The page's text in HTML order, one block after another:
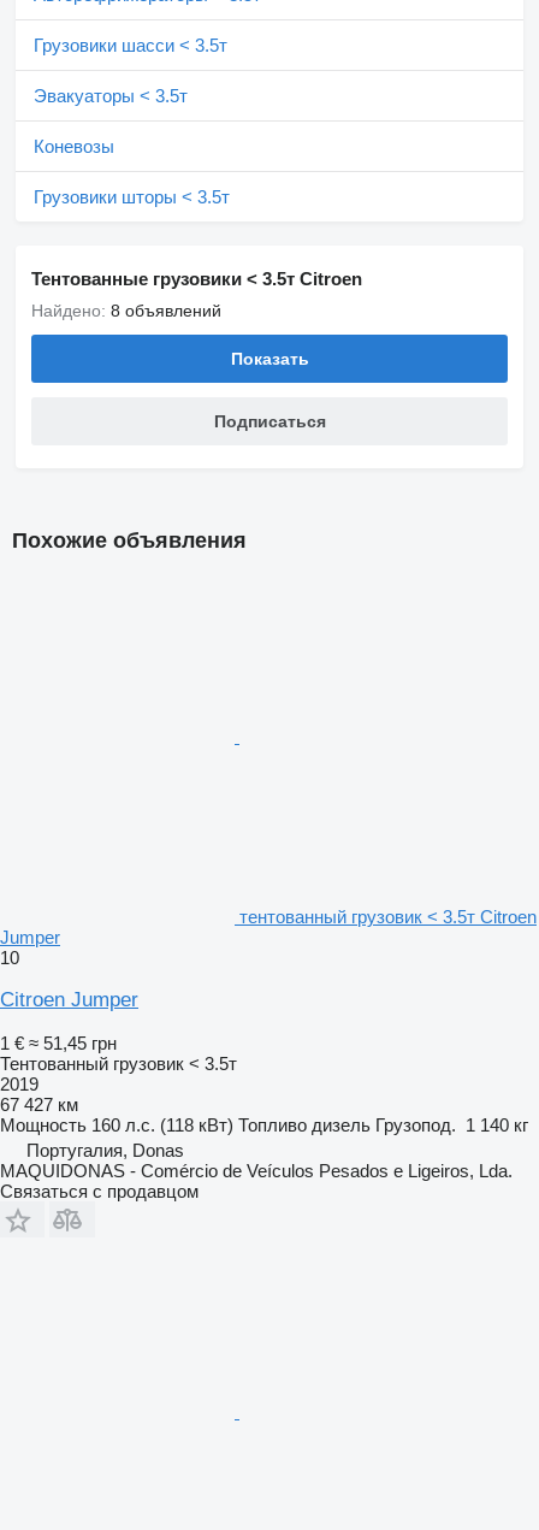
Грузовики шасси < 3.5т
Эвакуаторы < 3.5т
Коневозы
Грузовики шторы < 3.5т
Тентованные грузовики < 3.5т Citroen
Найдено: 8 объявлений
Показать
Подписаться
Похожие объявления
тентованный грузовик < 3.5т Citroen
Jumper
10
Citroen Jumper
1 € ≈ 51,45 грн
Тентованный грузовик < 3.5т
2019
67 427 км
Мощность 160 л.с. (118 кВт) Топливо дизель Грузопод. 1 140 кг
Португалия, Donas
MAQUIDONAS - Comércio de Veículos Pesados e Ligeiros, Lda.
Связаться с продавцом